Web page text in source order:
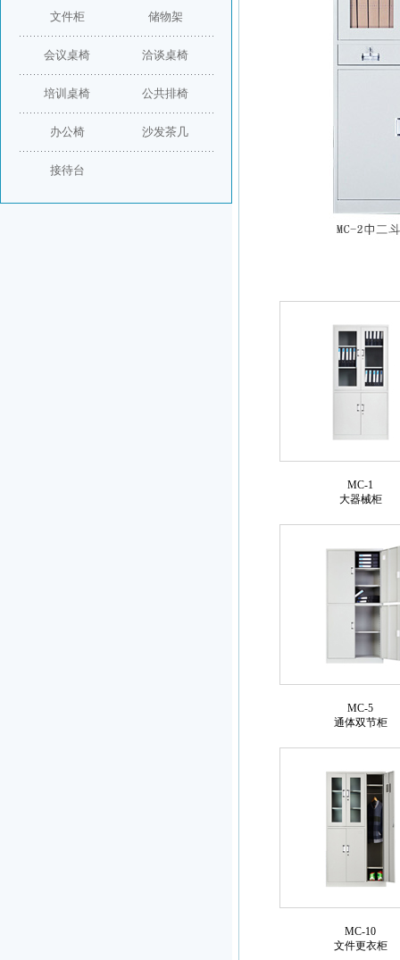
文件柜 储物架
会议桌椅 洽谈桌椅
培训桌椅 公共排椅
办公椅 沙发茶几
接待台
MC-1
大器械柜
MC-5
通体双节柜
MC-10
文件更衣柜